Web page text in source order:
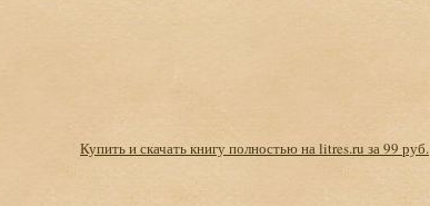
Купить и скачать книгу полностью на litres.ru за 99 руб.